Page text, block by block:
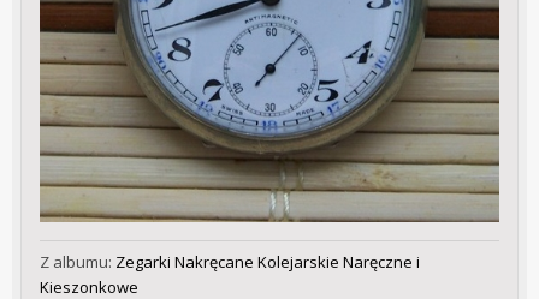
Z albumu: Zegarki Nakręcane Kolejarskie Naręczne i
Kieszonkowe